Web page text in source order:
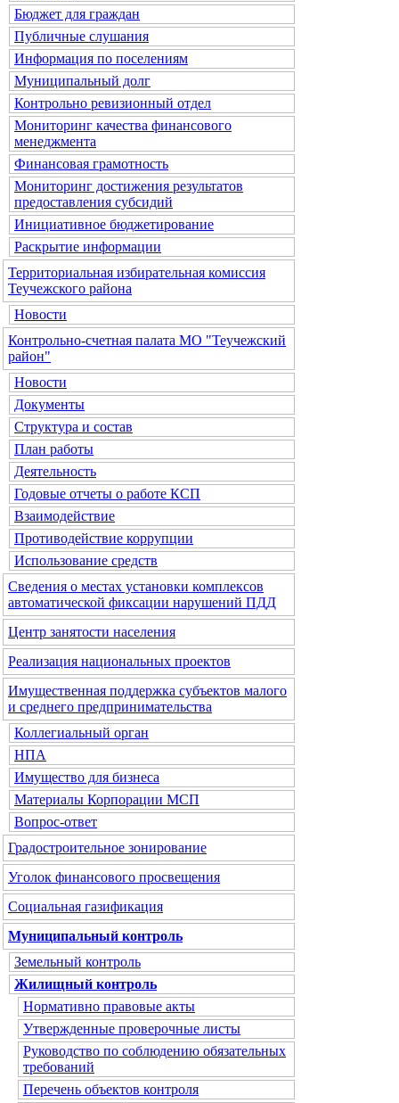
Бюджет для граждан
Публичные слушания
Информация по поселениям
Муниципальный долг
Контрольно ревизионный отдел
Мониторинг качества финансового
менеджмента
Финансовая грамотность
Мониторинг достижения результатов
предоставления субсидий
Инициативное бюджетирование
Раскрытие информации
Территориальная избирательная комиссия
Теучежского района
Новости
Контрольно-счетная палата МО "Теучежский
район"
Новости
Документы
Структура и состав
План работы
Деятельность
Годовые отчеты о работе КСП
Взаимодействие
Противодействие коррупции
Использование средств
Сведения о местах установки комплексов
автоматической фиксации нарушений ПДД
Центр занятости населения
Реализация национальных проектов
Имущественная поддержка субъектов малого
и среднего предпринимательства
Коллегиальный орган
НПА
Имущество для бизнеса
Материалы Корпорации МСП
Вопрос-ответ
Градостроительное зонирование
Уголок финансового просвещения
Социальная газификация
Муниципальный контроль
Земельный контроль
Жилищный контроль
Нормативно правовые акты
Утвержденные проверочные листы
Руководство по соблюдению обязательных
требований
Перечень объектов контроля